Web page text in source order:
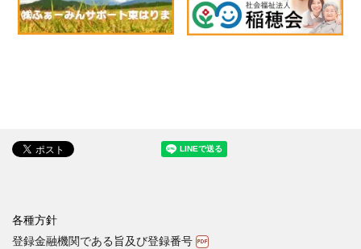
各種方針
登録金融機関である旨及び登録番号